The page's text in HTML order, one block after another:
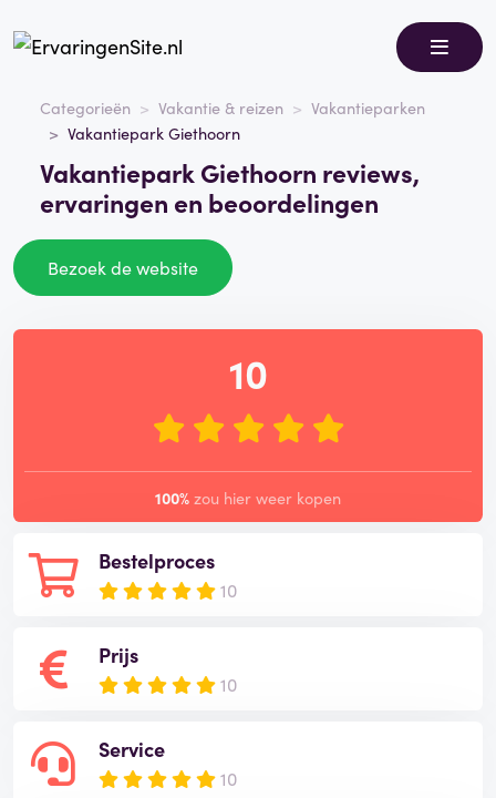
Categorieën Vakantie & reizen
Vakantieparken
Vakantiepark Giethoorn
Vakantiepark Giethoorn reviews,
ervaringen en beoordelingen
Bezoek de website
Bestelproces
10
Prijs
10
Service
10
10
100% zou hier weer kopen